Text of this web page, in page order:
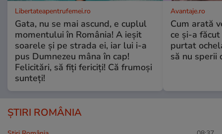
Libertateapentrufemei.ro
Gata, nu se mai ascund, e cuplul
momentului în România! A ieșit
soarele și pe strada ei, iar lui i-a
pus Dumnezeu mâna în cap!
Felicitări, să fiți fericiți! Că frumoși
sunteți!
Avantaje.ro
Cum arată
ce și-a
purtat
să nu sperii
ȘTIRI ROMÂNIA